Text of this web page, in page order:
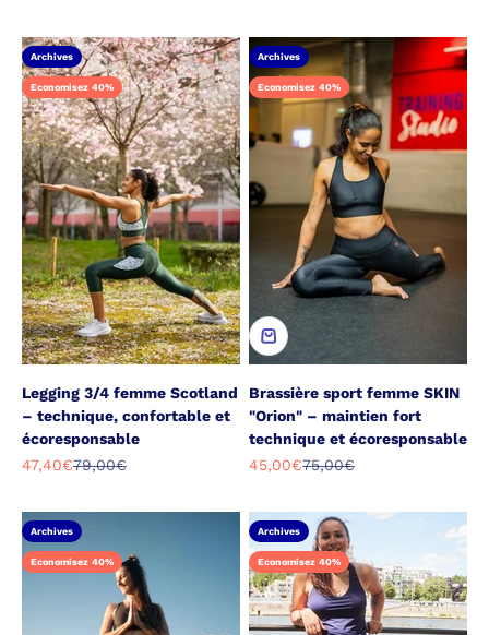
Archives
Economisez 40%
Legging 3/4 femme Scotland
– technique, confortable et
écoresponsable
Prix de vente
47,40€Prix normal
79,00€
Archives
Economisez 40%
Brassière sport femme SKIN
"Orion" – maintien fort
technique et écoresponsable
Prix de vente
45,00€Prix normal
75,00€
Archives
Economisez 40%
Archives
Economisez 40%